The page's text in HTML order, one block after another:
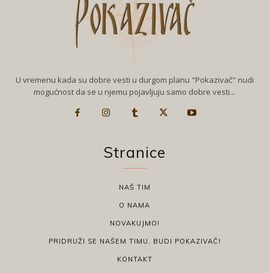
U vremenu kada su dobre vesti u durgom planu "Pokazivač" nudi
mogućnost da se u njemu pojavljuju samo dobre vesti...
Stranice
NAŠ TIM
O NAMA
NOVAKUJMO!
PRIDRUŽI SE NAŠEM TIMU, BUDI POKAZIVAČ!
KONTAKT